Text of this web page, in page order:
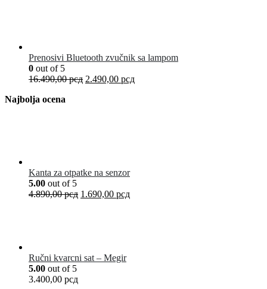
Prenosivi Bluetooth zvučnik sa lampom
0 out of 5
16.490,00рсд 2.490,00 рсд
Najbolja ocena
Kanta za otpatke na senzor
5.00 out of 5
4.890,00рсд 1.690,00 рсд
Ručni kvarcni sat – Megir
5.00 out of 5
3.400,00 рсд